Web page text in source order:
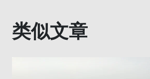
类似文章